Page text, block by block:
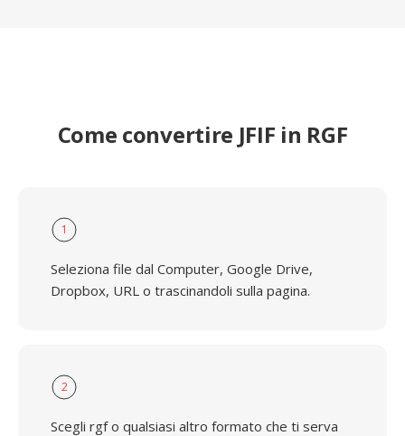
Come convertire JFIF in RGF
1
Seleziona file dal Computer, Google Drive,
Dropbox, URL o trascinandoli sulla pagina.
2
Scegli rgf o qualsiasi altro formato che ti serva